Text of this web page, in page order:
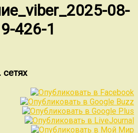
08-
426-1